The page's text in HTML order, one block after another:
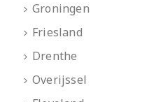
Groningen
Friesland
Drenthe
Overijssel